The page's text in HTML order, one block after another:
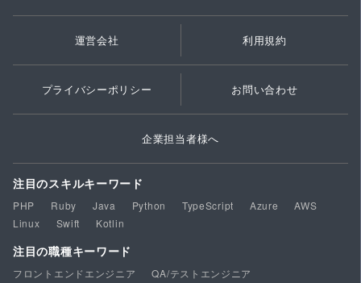
運営会社 利用規約
プライバシーポリシー お問い合わせ
企業担当者様へ
注目のスキルキーワード
PHP Ruby Java Python TypeScript Azure
AWS
Linux
Swift Kotlin
注目の職種キーワード
フロントエンドエンジニア
QA/テストエンジニア